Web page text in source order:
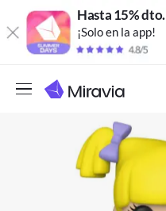
Hasta 15% dto.
¡Solo en la app!